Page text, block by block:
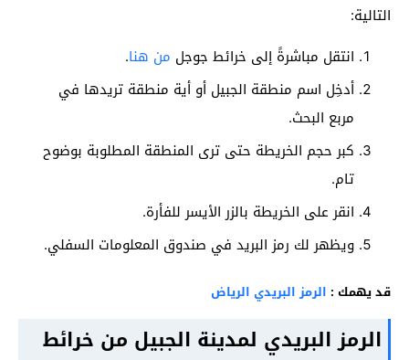
التالية:
انتقل مباشرةً إلى خرائط جوجل من هنا.
أدخِل اسم منطقة الجبيل أو أية منطقة تريدها في
مربع البحث.
كبر حجم الخريطة حتى ترى المنطقة المطلوبة بوضوح
تام.
انقر على الخريطة بالزر الأيسر للفأرة.
ويظهر لك رمز البريد في صندوق المعلومات السفلي.
قد يهمك : الرمز البريدي الرياض
الرمز البريدي لمدينة الجبيل من خرائط